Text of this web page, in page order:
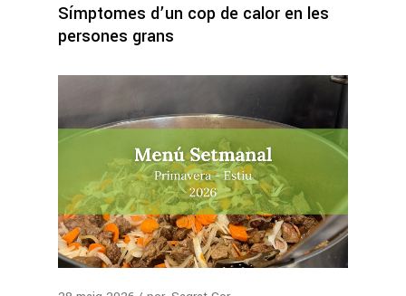
Símptomes d’un cop de calor en les
persones grans